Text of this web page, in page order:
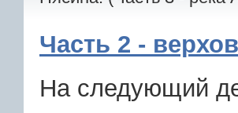
Часть 2 -
На следующий